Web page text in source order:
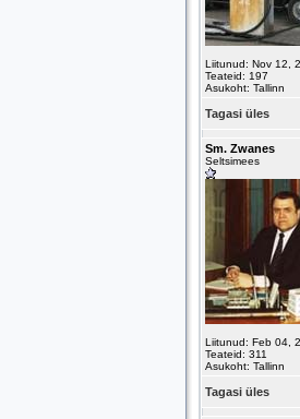
Liitunud: Nov 12,
Teateid: 197
Asukoht: Tallinn
Tagasi üles
Sm. Zwanes
Seltsimees
Liitunud: Feb 04,
Teateid: 311
Asukoht: Tallinn
Tagasi üles